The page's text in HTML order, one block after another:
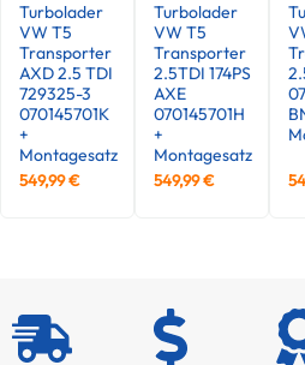
Turbolader
VW T5
Transporter
AXD 2.5 TDI
729325-3
070145701K
+
Montagesatz
549,99€
Turbolader
VW T5
Transporter
2.5TDI 174PS
AXE
070145701H
+
Montagesatz
549,99€